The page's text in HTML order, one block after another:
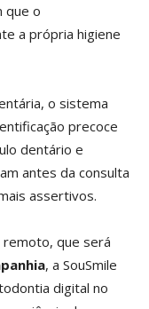
que o
a própria higiene
o sistema
precoce
dentário e
antes da consulta
assertivos.
que será
, a SouSmile
digital no